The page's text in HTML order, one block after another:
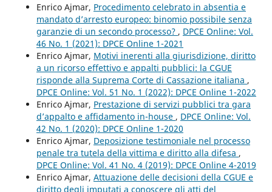
Enrico Ajmar, Procedimento celebrato in absentia e
mandato d’arresto europeo: binomio possibile senza
garanzie di un secondo processo? , DPCE Online: Vol.
46 No. 1 (2021): DPCE Online 1-2021
Enrico Ajmar, Motivi inerenti alla giurisdizione, diritto
a un ricorso effettivo e appalti pubblici: la CGUE
risponde alla Suprema Corte di Cassazione italiana ,
DPCE Online: Vol. 51 No. 1 (2022): DPCE Online 1-2022
Enrico Ajmar, Prestazione di servizi pubblici tra gara
d’appalto e affidamento in-house , DPCE Online: Vol.
42 No. 1 (2020): DPCE Online 1-2020
Enrico Ajmar, Deposizione testimoniale nel processo
penale tra tutela della vittima e diritto alla difesa ,
DPCE Online: Vol. 41 No. 4 (2019): DPCE Online 4-2019
Enrico Ajmar, Attuazione delle decisioni della CGUE e
diritto degli imputati a conoscere gli atti del